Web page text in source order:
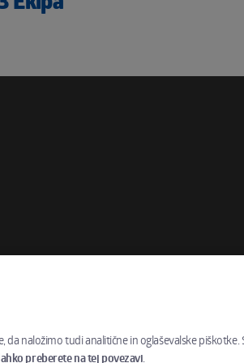
naložimo tudi analitične in oglaševalske piškotke.
preberete na tej povezavi